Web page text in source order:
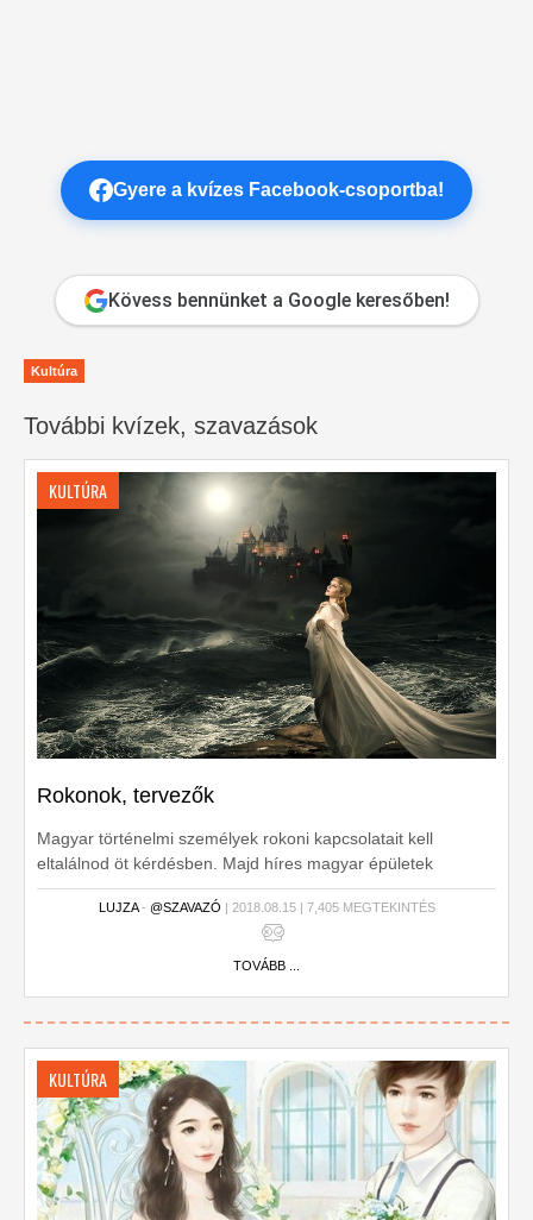
Gyere a kvízes Facebook-csoportba!
Kövess bennünket a Google keresőben!
Kultúra
További kvízek, szavazások
KULTÚRA
Rokonok, tervezők
Magyar történelmi személyek rokoni kapcsolatait kell
eltalálnod öt kérdésben. Majd híres magyar épületek
tervezőit.
LUJZA- @SZAVAZÓ | 2018.08.15 | 7,405 MEGTEKINTÉS
TOVÁBB ...
KULTÚRA